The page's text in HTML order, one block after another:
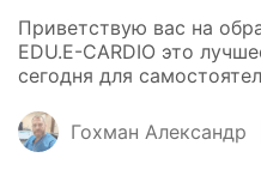
Приветствую вас на
EDU.E-CARDIO это
сегодня для
Гохман Александр